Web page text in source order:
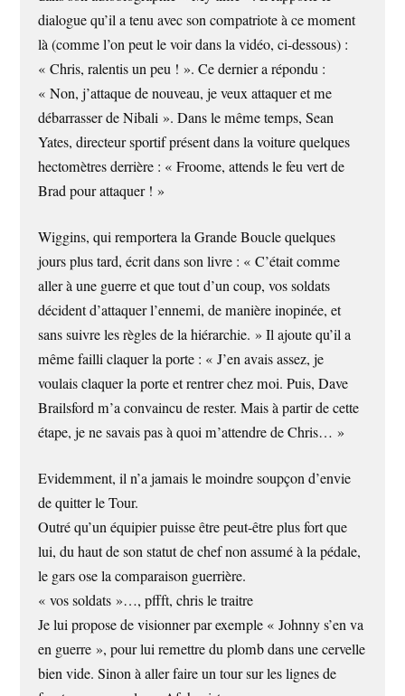
dialogue qu’il a tenu avec son compatriote à ce moment
là (comme l’on peut le voir dans la vidéo, ci-dessous) :
« Chris, ralentis un peu ! ». Ce dernier a répondu :
« Non, j’attaque de nouveau, je veux attaquer et me
débarrasser de Nibali ». Dans le même temps, Sean
Yates, directeur sportif présent dans la voiture quelques
hectomètres derrière : « Froome, attends le feu vert de
Brad pour attaquer ! »
Wiggins, qui remportera la Grande Boucle quelques
jours plus tard, écrit dans son livre : « C’était comme
aller à une guerre et que tout d’un coup, vos soldats
décident d’attaquer l’ennemi, de manière inopinée, et
sans suivre les règles de la hiérarchie. » Il ajoute qu’il a
même failli claquer la porte : « J’en avais assez, je
voulais claquer la porte et rentrer chez moi. Puis, Dave
Brailsford m’a convaincu de rester. Mais à partir de cette
étape, je ne savais pas à quoi m’attendre de Chris… »
Evidemment, il n’a jamais le moindre soupçon d’envie
de quitter le Tour.
Outré qu’un équipier puisse être peut-être plus fort que
lui, du haut de son statut de chef non assumé à la pédale,
le gars ose la comparaison guerrière.
« vos soldats »…, pffft, chris le traitre
Je lui propose de visionner par exemple « Johnny s’en va
en guerre », pour lui remettre du plomb dans une cervelle
bien vide. Sinon à aller faire un tour sur les lignes de